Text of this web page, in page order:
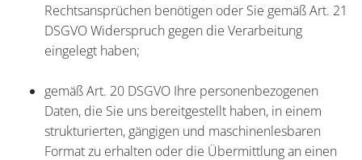
Rechtsansprüchen benötigen oder Sie gemäß Art. 21
DSGVO Widerspruch gegen die Verarbeitung
eingelegt haben;
gemäß Art. 20 DSGVO Ihre personenbezogenen
Daten, die Sie uns bereitgestellt haben, in einem
strukturierten, gängigen und maschinenlesbaren
Format zu erhalten oder die Übermittlung an einen